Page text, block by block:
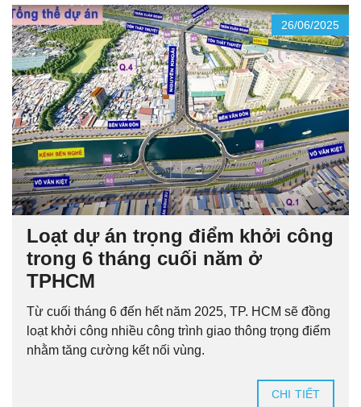
26/06/2025
Loạt dự án trọng điểm khởi công
trong 6 tháng cuối năm ở
TPHCM
Từ cuối tháng 6 đến hết năm 2025, TP. HCM sẽ đồng
loạt khởi công nhiều công trình giao thông trọng điểm
nhằm tăng cường kết nối vùng.
CHI TIẾT